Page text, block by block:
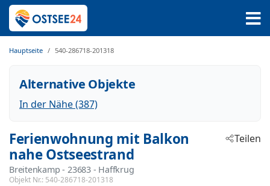
Hauptseite 540-286718-201318
Alternative Objekte
In der Nähe (387)
Ferienwohnung mit Balkon
nahe Ostseestrand
Breitenkamp - 23683 - Haffkrug
Objekt Nr.: 540-286718-201318
Teilen